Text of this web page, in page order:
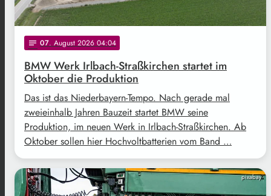
notes 07. August 2026 04:04
BMW Werk Irlbach-Straßkirchen startet im
Oktober die Produktion
Das ist das Niederbayern-Tempo. Nach gerade mal
zweieinhalb Jahren Bauzeit startet BMW seine
Produktion, im neuen Werk in Irlbach-Straßkirchen. Ab
Oktober sollen hier Hochvoltbatterien vom Band …
pixabay